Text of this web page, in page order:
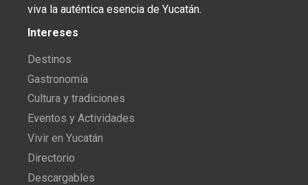
viva la auténtica esencia de Yucatán.
Intereses
Destinos
Gastronomía
Cultura y tradiciones
Eventos y Actividades
Vivir en Yucatán
Directorio
Descargables